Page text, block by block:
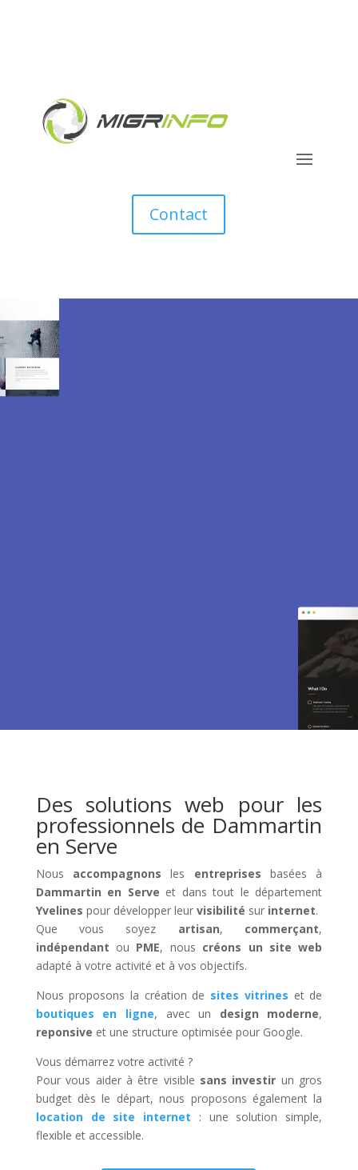
Contact
Création de site internet
Des solutions web pour les
professionnels de Dammartin
en Serve
Nous accompagnons les entreprises basées à
Dammartin en Serve et dans tout le département
Yvelines pour développer leur visibilité sur internet.
Que vous soyez artisan, commerçant,
indépendant ou PME, nous créons un site web
adapté à votre activité et à vos objectifs.
Nous proposons la création de sites vitrines et de
boutiques en ligne, avec un design moderne,
reponsive et une structure optimisée pour Google.
Vous démarrez votre activité ?
Pour vous aider à être visible sans investir un gros
budget dès le départ, nous proposons également la
location de site internet : une solution simple,
flexible et accessible.